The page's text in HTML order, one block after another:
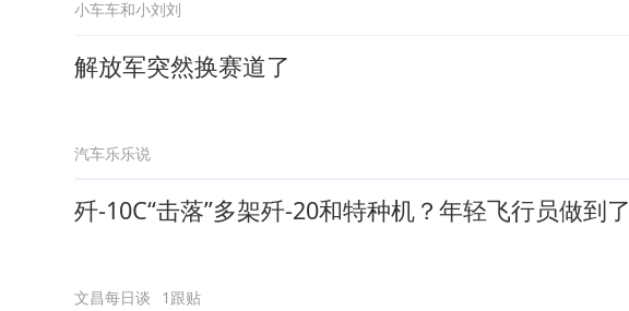
小车车和小刘刘
解放军突然换赛道了
汽车乐乐说
歼-10C“击落”多架歼-20和特种机？年轻飞行员做到了
文昌每日谈 1跟贴